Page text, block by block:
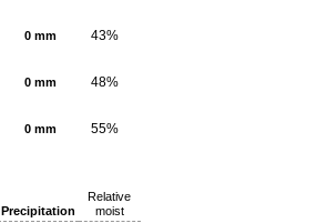
0 mm 43%
0 mm 48%
0 mm 55%
Precipitation
Relative
moist